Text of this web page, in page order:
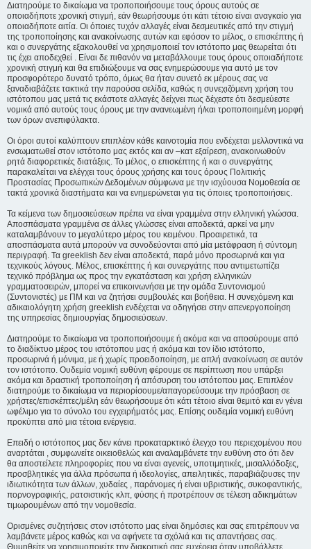
Διατηρούμε το δικαίωμα να τροποποιήσουμε τους όρους αυτούς σε
οποιαδήποτε χρονική στιγμή, εάν θεωρήσουμε ότι κάτι τέτοιο είναι αναγκαίο για
οποιαδήποτε αιτία. Οι όποιες τυχόν αλλαγές είναι δεσμευτικές από την στιγμή
της τροποποίησης και ανακοίνωσης αυτών και εφόσον το μέλος, ο επισκέπτης ή
και ο συνεργάτης εξακολουθεί να χρησιμοποιεί τον ιστότοπο μας θεωρείται ότι
τις έχει αποδεχθεί . Είναι δε πιθανόν να μεταβάλλουμε τους όρους οποιαδήποτε
χρονική στιγμή και θα επιδιώξουμε να σας ενημερώσουμε για αυτό με τον
προσφορότερο δυνατό τρόπο, όμως θα ήταν συνετό εκ μέρους σας να
ξαναδιαβάζετε τακτικά την παρούσα σελίδα, καθώς η συνεχιζόμενη χρήση του
ιστότοπου μας μετά τις εκάστοτε αλλαγές δείχνει πως δέχεστε ότι δεσμεύεστε
νομικά από αυτούς τους όρους με την ανανεωμένη ή/και τροποποιημένη μορφή
των όρων ανεπιφύλακτα.
Οι όροι αυτοί καλύπτουν επιπλέον κάθε καινοτομία που ενδέχεται μελλοντικά να
ενσωματωθεί στον ιστότοπο μας εκτός και αν –κατ εξαίρεση, ανακοινωθούν
ρητά διαφορετικές διατάξεις. Το μέλος, ο επισκέπτης ή και ο συνεργάτης
παρακαλείται να ελέγχει τους όρους χρήσης και τους όρους Πολιτικής
Προστασίας Προσωπικών Δεδομένων σύμφωνα με την ισχύουσα Νομοθεσία σε
τακτά χρονικά διαστήματα και να ενημερώνεται για τις όποιες τροποποιήσεις.
Τα κείμενα των δημοσιεύσεων πρέπει να είναι γραμμένα στην ελληνική γλώσσα.
Αποσπάσματα γραμμένα σε άλλες γλώσσες είναι αποδεκτά, αρκεί να μην
καταλαμβάνουν το μεγαλύτερο μέρος του κειμένου. Προαιρετικά, τα
αποσπάσματα αυτά μπορούν να συνοδεύονται από μία μετάφραση ή σύντομη
περιγραφή. Τα greeklish δεν είναι αποδεκτά, παρά μόνο προσωρινά και για
τεχνικούς λόγους. Μέλος, επισκέπτης ή και συνεργάτης που αντιμετωπίζει
τεχνικό πρόβλημα ως προς την εγκατάσταση και χρήση ελληνικών
γραμματοσειρών, μπορεί να επικοινωνήσει με την ομάδα Συντονισμού
(Συντονιστές) με ΠΜ και να ζητήσει συμβουλές και βοήθεια. Η συνεχόμενη και
αδικαιολόγητη χρήση greeklish ενδέχεται να οδηγήσει στην απενεργοποίηση
της υπηρεσίας δημιουργίας δημοσιεύσεων.
Διατηρούμε το δικαίωμα να τροποποιήσουμε ή ακόμα και να αποσύρουμε από
το διαδίκτυο μέρος του ιστότοπου μας ή ακόμα και τον ίδιο ιστότοπο,
προσωρινά ή μόνιμα, με ή χωρίς προειδοποίηση, με απλή ανακοίνωση σε αυτόν
τον ιστότοπο. Ουδεμία νομική ευθύνη φέρουμε σε περίπτωση που υπάρξει
ακόμα και δραστική τροποποίηση ή απόσυρση του ιστότοπου μας. Επιπλέον
διατηρούμε το δικαίωμα να περιορίσουμε/απαγορεύσουμε την πρόσβαση σε
χρήστες/επισκέπτες/μέλη εάν θεωρήσουμε ότι κάτι τέτοιο είναι θεμιτό και εν γένει
ωφέλιμο για το σύνολο του εγχειρήματός μας. Επίσης ουδεμία νομική ευθύνη
προκύπτει από μια τέτοια ενέργεια.
Επειδή ο ιστότοπος μας δεν κάνει προκαταρκτικό έλεγχο του περιεχομένου που
αναρτάται , συμφωνείτε οικειοθελώς και αναλαμβάνετε την ευθύνη στο ότι δεν
θα αποστείλετε πληροφορίες που να είναι αγενείς, υποτιμητικές, μισαλλόδοξες,
προσβλητικές για άλλα πρόσωπα ή ιδεολογίες, απειλητικές, παραβιάζουσες την
ιδιωτικότητα των άλλων, χυδαίες , παράνομες ή είναι υβριστικής, συκοφαντικής,
πορνογραφικής, ρατσιστικής κλπ, φύσης ή προτρέπουν σε τέλεση αδικημάτων
τιμωρουμένων από την νομοθεσία.
Ορισμένες συζητήσεις στον ιστότοπο μας είναι δημόσιες και σας επιτρέπουν να
λαμβάνετε μέρος καθώς και να αφήνετε τα σχόλιά και τις απαντήσεις σας.
Θυμηθείτε να χρησιμοποιείτε την διακριτική σας ευχέρεια όταν υποβάλλετε